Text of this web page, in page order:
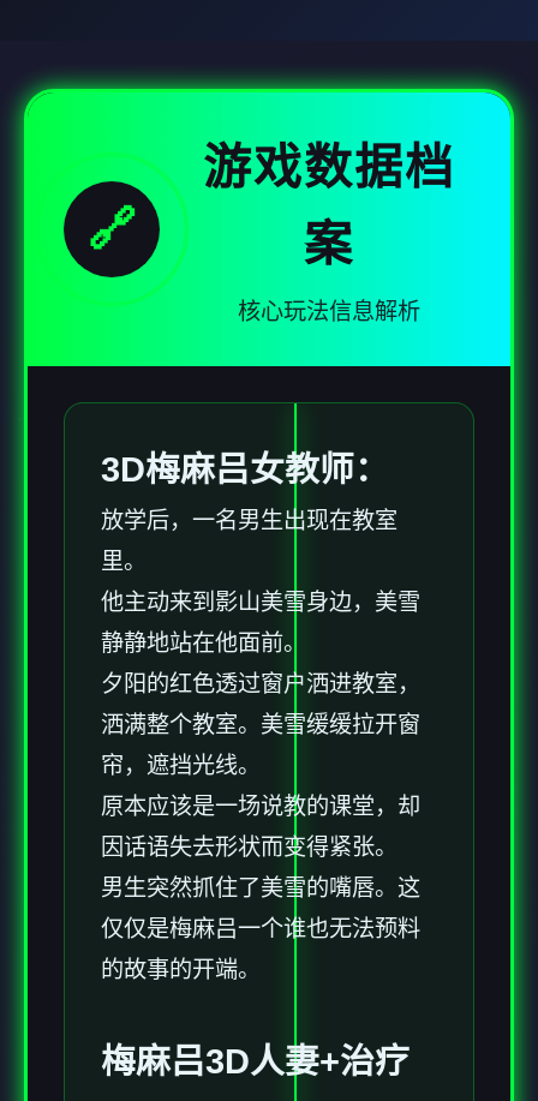
🔗
游戏数据档
案
核心玩法信息解析
3D梅麻吕女教师：
放学后，一名男生出现在教室
里。
他主动来到影山美雪身边，美雪
静静地站在他面前。
夕阳的红色透过窗户洒进教室，
洒满整个教室。美雪缓缓拉开窗
帘，遮挡光线。
原本应该是一场说教的课堂，却
因话语失去形状而变得紧张。
男生突然抓住了美雪的嘴唇。这
仅仅是梅麻吕一个谁也无法预料
的故事的开端。
梅麻吕3D人妻+治疗